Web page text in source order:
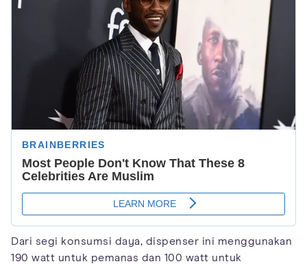
Dari segi konsumsi daya, dispenser ini menggunakan
190 watt untuk pemanas dan 100 watt untuk